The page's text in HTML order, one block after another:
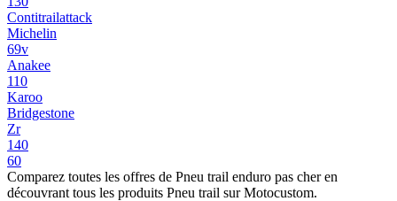
Contitrailattack
Michelin
69v
Anakee
110
Karoo
Bridgestone
Zr
140
60
Comparez toutes les offres de Pneu trail enduro pas cher en
découvrant tous les produits Pneu trail sur Motocustom.